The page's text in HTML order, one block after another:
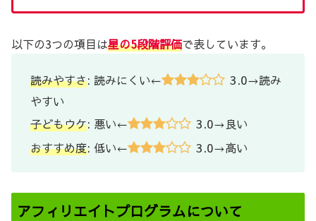
以下の3つの項目は星の5段階評価で表しています。
読みやすさ: 読みにくい← 3.0→読み
やすい
子どもウケ: 悪い← 3.0→良い
おすすめ度: 低い← 3.0→高い
アフィリエイトプログラムについて